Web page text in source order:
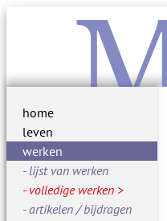
home
leven
werken
lijst van werken
volledige werken
artikelen / bijdragen